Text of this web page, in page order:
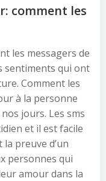
comment les
les messagers de
sentiments qui ont
Comment les
à la personne
jours. Les sms
et il est facile
la preuve d’un
personnes qui
amour dans la